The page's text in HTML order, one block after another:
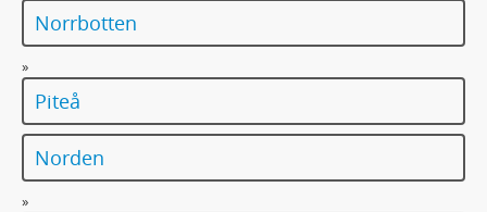
Norrbotten
»
Piteå
Norden
»